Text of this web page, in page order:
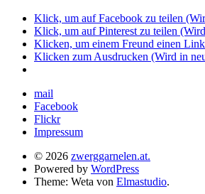
Klick, um auf Facebook zu teilen
Klick, um auf Pinterest zu teilen
Klicken, um einem Freund einen
Klicken zum Ausdrucken (Wird in
mail
Facebook
Flickr
Impressum
© 2026 zwerggarnelen.at.
Powered by WordPress
Theme: Weta von Elmastudio.